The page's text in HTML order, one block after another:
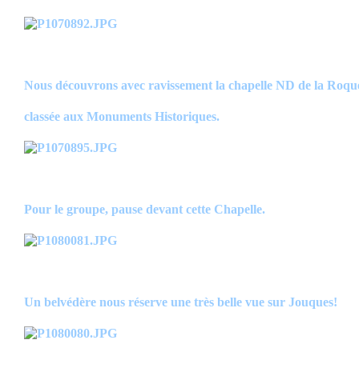
Nous découvrons avec ravissement la chapelle ND de la
classée aux Monuments Historiques.
Pour le groupe, pause devant cette Chapelle.
Un belvédère nous réserve une très belle vue sur Jouques!